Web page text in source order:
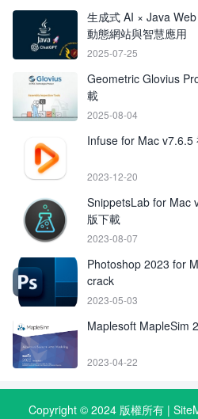
生成式 AI × Java
動態網站與智慧應用
2025-07-25
Geometric Glovius
載
2025-08-04
Infuse for Mac v7.6.5
2023-12-20
SnippetsLab for Mac
版下載
2023-08-07
Photoshop 2023 for
crack
2023-05-03
Maplesoft MapleSim
2023-04-22
Copyright © 2024 版權所有 |